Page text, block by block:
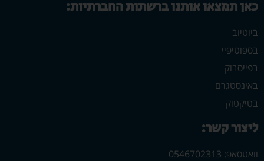
כאן תמצאו אותנו ברשתות החברתיות:
ביוטיוב
בספוטיפיי
בפייסבוק
באינסטגרם
בטיקטוק
ליצור קשר:
וואטסאפ: 0546702313